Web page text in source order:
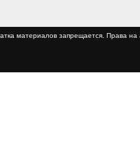
материалов запрещается.